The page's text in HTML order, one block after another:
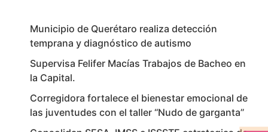
Municipio de Querétaro realiza detección
temprana y diagnóstico de autismo
Supervisa Felifer Macías Trabajos de Bacheo en
la Capital.
Corregidora fortalece el bienestar emocional de
las juventudes con el taller ‘‘Nudo de garganta’’